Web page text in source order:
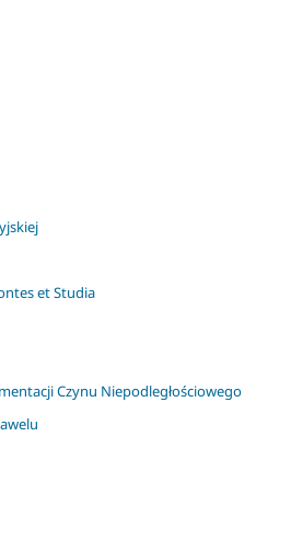
et Studia
Czynu Niepodległościowego